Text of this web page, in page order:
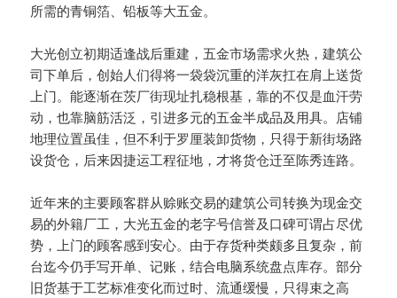
所需的青铜箔、铅板等大五金。
大光创立初期适逢战后重建，五金市场需求火热，建筑公
司下单后，创始人们得将一袋袋沉重的洋灰扛在肩上送货
上门。能逐渐在茨厂街现址扎稳根基，靠的不仅是血汗劳
动，也靠脑筋活泛，引进多元的五金半成品及用具。店铺
地理位置虽佳，但不利于罗厘装卸货物，只得于新街场路
设货仓，后来因捷运工程征地，才将货仓迁至陈秀连路。
近年来的主要顾客群从赊账交易的建筑公司转换为现金交
易的外籍厂工，大光五金的老字号信誉及口碑可谓占尽优
势，上门的顾客感到安心。由于存货种类颇多且复杂，前
台迄今仍手写开单、记账，结合电脑系统盘点库存。部分
旧货基于工艺标准变化而过时、流通缓慢，只得束之高